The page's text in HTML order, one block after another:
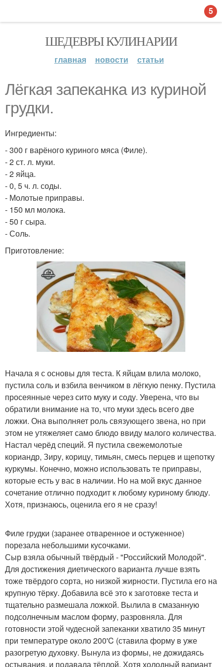
ШЕДЕВРЫ КУЛИНАРИИ
главная новости статьи
Лёгкая запеканка из куриной
грудки.
Ингредиенты:
- 300 г варёного куриного мяса (Филе).
- 2 ст. л. муки.
- 2 яйца.
- 0, 5 ч. л. соды.
- Молотые приправы.
- 150 мл молока.
- 50 г сыра.
- Соль.
Приготовление:
Начала я с основы для теста. К яйцам влила молоко,
пустила соль и взбила венчиком в лёгкую пенку. Пустила
просеянные через сито муку и соду. Уверена, что вы
обратили внимание на то, что муки здесь всего две
ложки. Она выполняет роль связующего звена, но при
этом не утяжеляет само блюдо ввиду малого количества.
Настал черёд специй. Я пустила свежемолотые
кориандр, Зиру, корицу, тимьян, смесь перцев и щепотку
куркумы. Конечно, можно использовать те приправы,
которые есть у вас в наличии. Но на мой вкус данное
сочетание отлично подходит к любому куриному блюду.
Хотя, признаюсь, оценила его я не сразу!
Филе грудки (заранее отваренное и остуженное)
порезала небольшими кусочками.
Сыр взяла обычный твёрдый - "Российский Молодой".
Для достижения диетического варианта лучше взять
тоже твёрдого сорта, но низкой жирности. Пустила его на
крупную тёрку. Добавила всё это к заготовке теста и
тщательно размешала ложкой. Вылила в смазанную
подсолнечным маслом форму, разровняла. Для
готовности этой чудесной запеканки хватило 35 минут
при температуре около 200'C (ставила форму в уже
разогретую духовку. Вынула из формы, не дожидаясь
остывания, и подавала тёплой. Хотя холодный вариант
5